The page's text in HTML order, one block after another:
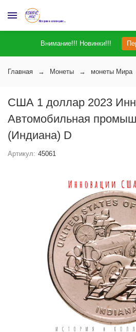
Внимание!!! Новинки!!!
Главная Монеты монеты Мира
США 1 доллар 2023
Автомобильная
(Индиана) D
Артикул: 45061